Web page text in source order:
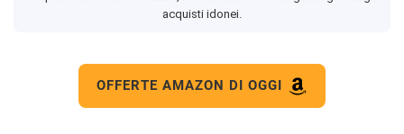
acquisti idonei.
OFFERTE AMAZON DI OGGI